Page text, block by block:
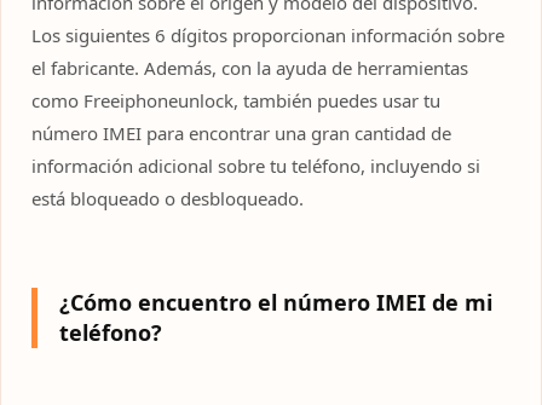
Los siguientes 6 dígitos proporcionan información sobre
el fabricante. Además, con la ayuda de herramientas
como Freeiphoneunlock, también puedes usar tu
número IMEI para encontrar una gran cantidad de
información adicional sobre tu teléfono, incluyendo si
está bloqueado o desbloqueado.
¿Cómo encuentro el número IMEI de mi
teléfono?